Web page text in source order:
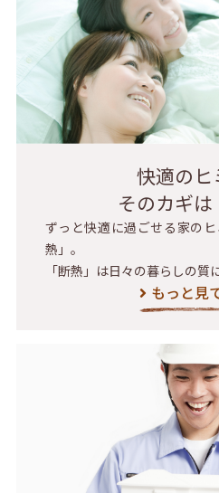
快適のヒ
そのカギは
ずっと快適に過ごせる家の
熱」。
「断熱」は日々の暮らしの質
もっと見